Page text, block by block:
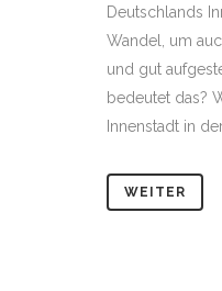
Deutschlands
Wandel, um
und gut
bedeutet das?
Innenstadt in
WEITER